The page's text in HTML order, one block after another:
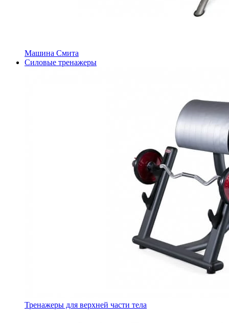
Машина Смита
Силовые тренажеры
Тренажеры для верхней части тела